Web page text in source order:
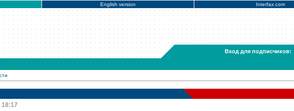
English version Interfax.com
Вход для подписчиков:
18:17